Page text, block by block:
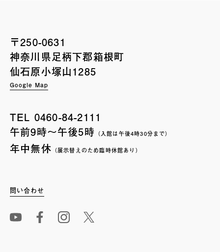
〒250-0631
神奈川県足柄下郡箱根町
仙石原小塚山1285
Google Map
TEL 0460-84-2111
午前9時〜午後5時 （入館は午後4時30分まで）
年中無休 （展示替えのため臨時休館あり）
問い合わせ